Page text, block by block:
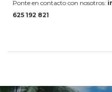
Ponte en contacto con nosotros:
625 192 821